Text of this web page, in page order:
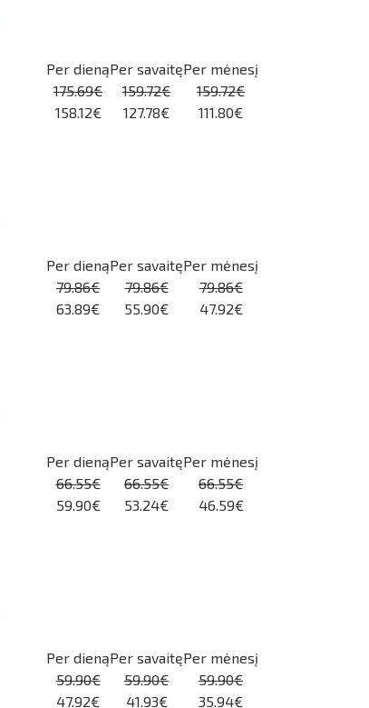
Per dieną
175.69€
158.12€
Per savaitę
159.72€
127.78€
Per mėnesį
159.72€
111.80€
Per dieną
79.86€
63.89€
Per savaitę
79.86€
55.90€
Per mėnesį
79.86€
47.92€
Per dieną
66.55€
59.90€
Per savaitę
66.55€
53.24€
Per mėnesį
66.55€
46.59€
Per dieną
59.90€
47.92€
Per savaitę
59.90€
41.93€
Per mėnesį
59.90€
35.94€